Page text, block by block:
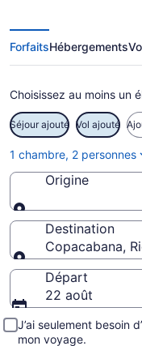
ForfaitsHébergements
Choisissez au moins un
Séjour ajouté Vol ajouté
1 chambre, 2 personnes
Origine
Origine
Destination
Copacabana,
Destination
Départ
22 août
J’ai seulement besoin
mon voyage.